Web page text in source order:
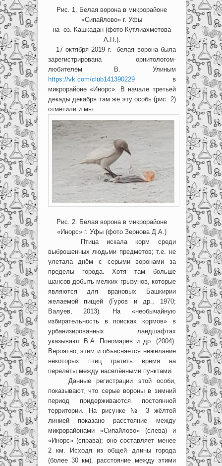
Рис. 1. Белая ворона в микрорайоне
«Сипайлово» г. Уфы
на оз. Кашкадан (фото Кутлиахметова
А.Н.).
17 октября 2019 г. белая ворона была
зарегистрирована орнитологом-
любителем В. Улиным
https://vk.com/club141390229в
микрорайоне «Инорс». В начале третьей
декады декабря там же эту особь (рис. 2)
отметили и мы.
Рис. 2. Белая ворона в микрорайоне
«Инорс» г. Уфы (фото Зернова Д.А.)
Птица искала корм среди
выброшенных людьми предметов; т.е. не
улетала днём с серыми воронами за
пределы города. Хотя там больше
шансов добыть мелких грызунов, которые
являются для врановых Башкирии
желаемой пищей (Гуров и др., 1970;
Валуев, 2013). На «необычайную
избирательность в поисках кормов» в
урбанизированных ландшафтах
указывают В.А. Пономарёв и др. (2004).
Вероятно, этим и объясняется нежелание
некоторых птиц тратить время на
перелёты между населёнными пунктами.
Данные регистрации этой особи,
показывают, что серые вороны в зимний
период придерживаются постоянной
территории. На рисунке № 3 жёлтой
линией показано расстояние между
микрорайонами «Сипайлово» (слева) и
«Инорс» (справа); оно составляет менее
2 км. Исходя из общей длины города
(более 30 км), расстояние между этими